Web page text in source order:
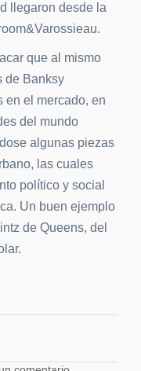
llegaron desde la
que al mismo
de Banksy
en el mercado, en
del mundo
algunas piezas
las cuales
político y social
Un buen ejemplo
de Queens, del